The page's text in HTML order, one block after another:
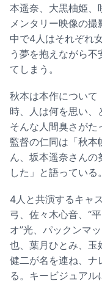
本遥奈、大黒柚姫、
メンタリー映像の
中で4人はそれぞれ
う夢を抱えながら不
てしまう。
秋本は本作について
時、人は何を思い、
そんな人間臭さがた
監督の仁同は「秋本
ん、坂本遥奈さんの
した」と語っている。
4人と共演するキャ
弓、佐々木心音、“
オ”光、パックンマ
也、葉月ひとみ、玉
健二が名を連ね、ナ
る。キービジュア